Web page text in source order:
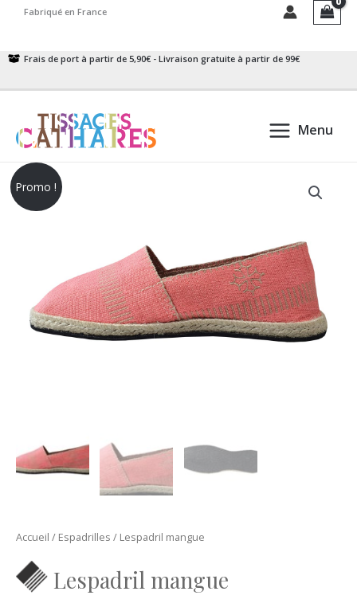
Fabriqué en France
Frais de port à partir de 5,90€ - Livraison gratuite à partir de 99€
Menu
Promo !
Accueil / Espadrilles / Lespadril mangue
Lespadril mangue